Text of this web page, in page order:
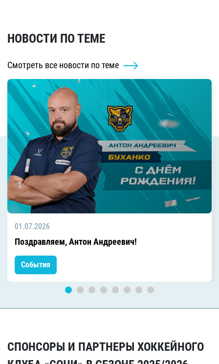
НОВОСТИ ПО ТЕМЕ
Смотреть все новости по теме
01.07.2026
Поздравляем, Антон Андреевич!
События
СПОНСОРЫ И ПАРТНЕРЫ ХОККЕЙНОГО